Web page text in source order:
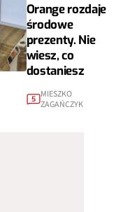
Orange rozdaje
środowe
prezenty. Nie
wiesz, co
dostaniesz
5 MIESZKO
ZAGAŃCZYK